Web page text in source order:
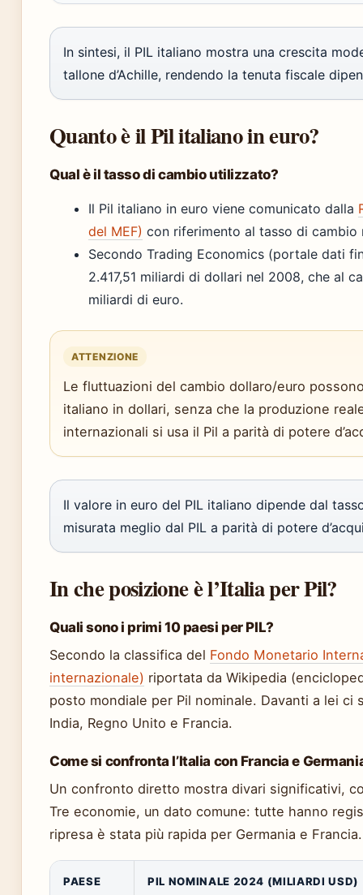
In sintesi, il PIL italiano mostra una crescita
tallone d’Achille, rendendo la tenuta fiscale
Quanto è il Pil italiano in euro?
Qual è il tasso di cambio utilizzato?
Il Pil italiano in euro viene comunicato dalla
del MEF) con riferimento al tasso di cambio
Secondo Trading Economics (portale dati
2.417,51 miliardi di dollari nel 2008, che al
miliardi di euro.
ATTENZIONE
Le fluttuazioni del cambio dollaro/euro
italiano in dollari, senza che la produzione
internazionali si usa il Pil a parità di potere
Il valore in euro del PIL italiano dipende dal
misurata meglio dal PIL a parità di potere
In che posizione è l’Italia per Pil?
Quali sono i primi 10 paesi per PIL?
Secondo la classifica del Fondo Monetario
internazionale) riportata da Wikipedia
posto mondiale per Pil nominale. Davanti a lei ci
India, Regno Unito e Francia.
Come si confronta l’Italia con Francia e
Un confronto diretto mostra divari significativi,
Tre economie, un dato comune: tutte hanno
ripresa è stata più rapida per Germania e Francia.
PAESE PIL NOMINALE 2024 (MILIARDI USD)